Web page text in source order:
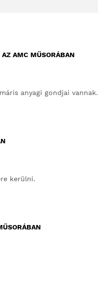
AMC MŰSORÁBAN
anyagi gondjai vannak.
kerülni.